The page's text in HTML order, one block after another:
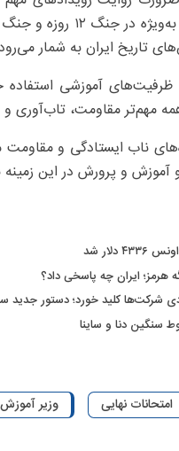
انعکاس تاریخ
تاریخ ایران به شمار
آموزشی استفاده
مهم‌تر مقاومت، تاب‌آوری
ناب ایستادگی و مقاومت
و پرورش در این
شد
هرمز؛ ایران چه پاسخی داد؟
شرکت‌ها کلید خورد؛ دستور جدید
سنگین دنا و ساینا
امتحانات نهایی وزیر